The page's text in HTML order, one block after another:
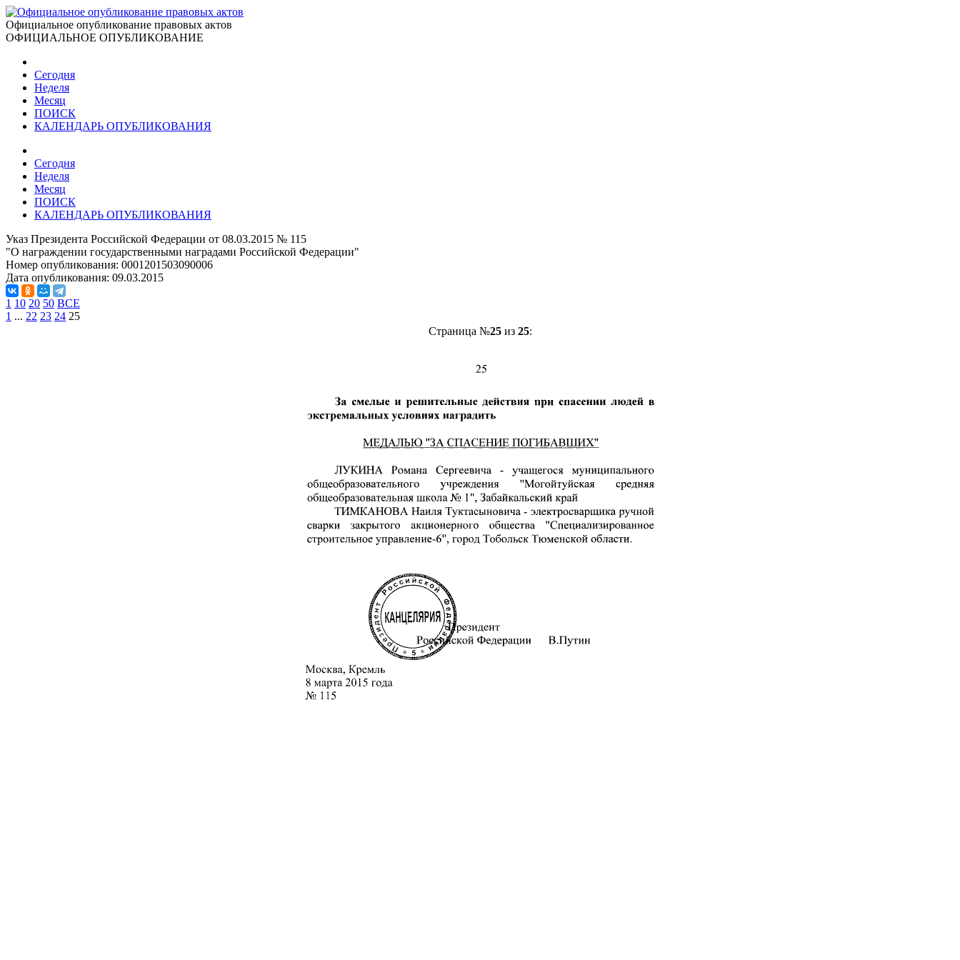
Официальное опубликование правовых актов
ОФИЦИАЛЬНОЕ ОПУБЛИКОВАНИЕ
Сегодня
Неделя
Месяц
ПОИСК
КАЛЕНДАРЬ ОПУБЛИКОВАНИЯ
Сегодня
Неделя
Месяц
ПОИСК
КАЛЕНДАРЬ ОПУБЛИКОВАНИЯ
Указ Президента Российской Федерации от 08.03.2015 № 115
"О награждении государственными наградами Российской Федерации"
Номер опубликования: 0001201503090006
Дата опубликования: 09.03.2015
1 10 20 50 ВСЕ
1 ... 22 23 24 25
Страница №25из 25: